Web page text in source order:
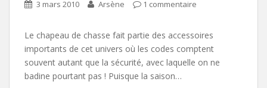
3 mars 2010 Arsène 1 commentaire
Le chapeau de chasse fait partie des accessoires
importants de cet univers où les codes comptent
souvent autant que la sécurité, avec laquelle on ne
badine pourtant pas ! Puisque la saison…